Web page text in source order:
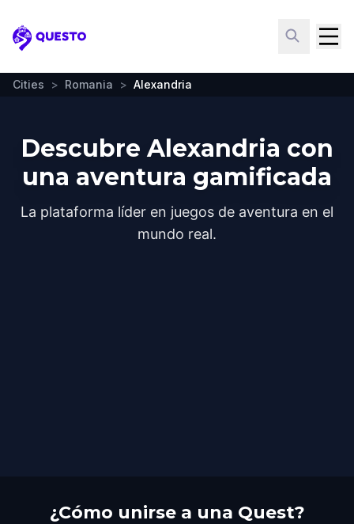
Questo
Cities > Romania > Alexandria
Descubre Alexandria con
una aventura gamificada
La plataforma líder en juegos de aventura en el
mundo real.
¿Cómo unirse a una Quest?